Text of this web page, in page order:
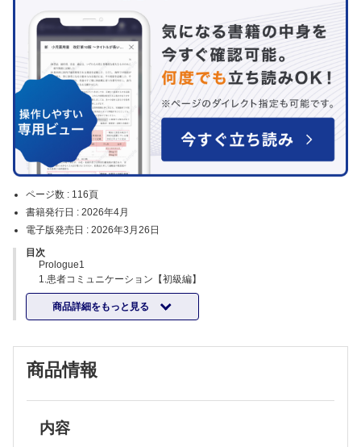
ページ数 : 116頁
書籍発行日 : 2026年4月
電子版発売日 : 2026年3月26日
目次
Prologue1
1.患者コミュニケーション【初級編】
1.なぜ良好なコミュニケーションが必要なのか
2.患者コミュニケーションの特徴は？
3.診察に入って来た患者さんへの最初の声掛けは？
6.声のトーンや話すスピードを意識して話す
7.医療用語を日常的な言葉に変換する
［コラム］マインドフルネス瞑想と予防未病.
2.患者コミュニケーション【中級編】
商品詳細をもっと見る
商品情報
内容